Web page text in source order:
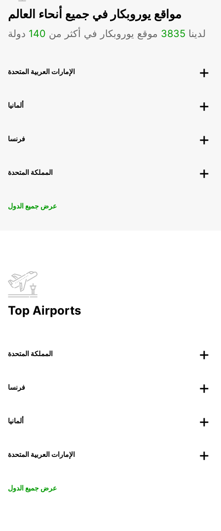
مواقع يوروبكار في جميع أنحاء العالم
لدينا 3835 موقع يوروبكار في أكثر من 140 دولة
الإمارات العربية المتحدة
ألمانيا
فرنسا
المملكة المتحدة
عرض جميع الدول
Top Airports
المملكة المتحدة
فرنسا
ألمانيا
الإمارات العربية المتحدة
عرض جميع الدول